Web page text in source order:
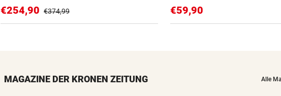
€254,90 €374,99 €59,90
MAGAZINE DER KRONEN ZEITUNG Alle